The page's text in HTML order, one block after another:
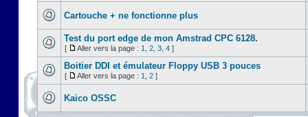
Cartouche + ne fonctionne plus
Test du port edge de mon Amstrad CPC 6128.
[ Aller vers la page : 1 2 3 4 ]
Boitier DDI et émulateur Floppy USB 3 pouces
[ Aller vers la page : 1 2 ]
Kaico OSSC